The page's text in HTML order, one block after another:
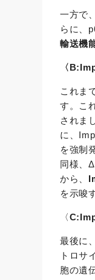
一方で
らに、
輸送機
〈
これま
す。こ
されま
に、
を強制
同様、
から、
を示唆
〈
最後に
トロサ
胞の遺